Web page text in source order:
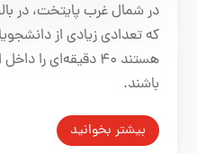
در شمال غرب پایتخت، در
که تعدادی زیادی از
هستند ۴۰ دقیقه‌ای
باشند.
بیشتر بخوانید